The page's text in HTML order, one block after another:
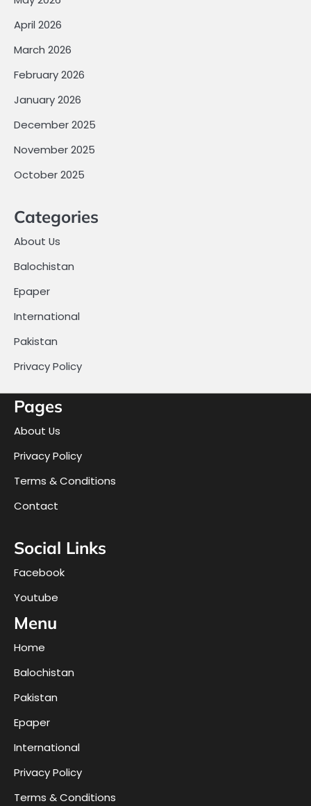
April 2026
March 2026
February 2026
January 2026
December 2025
November 2025
October 2025
Categories
About Us
Balochistan
Epaper
International
Pakistan
Privacy Policy
Pages
About Us
Privacy Policy
Terms & Conditions
Contact
Social Links
Facebook
Youtube
Menu
Home
Balochistan
Pakistan
Epaper
International
Privacy Policy
Terms & Conditions